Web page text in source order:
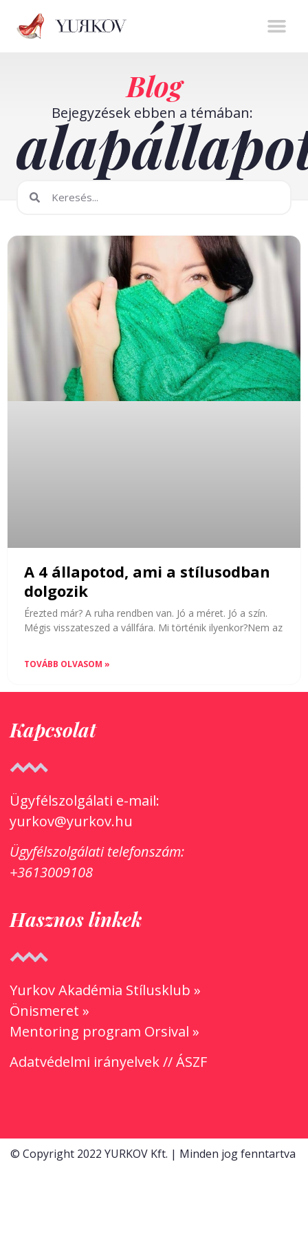
Blog
Bejegyzések ebben a témában:
A 4 állapotod, ami a stílusodban
dolgozik
Érezted már? A ruha rendben van. Jó a méret. Jó a szín.
Mégis visszateszed a vállfára. Mi történik ilyenkor?Nem az
TOVÁBB OLVASOM »
Kapcsolat
Ügyfélszolgálati e-mail:
yurkov@yurkov.hu
Ügyfélszolgálatitelefonszám:
+3613009108
Hasznos linkek
Yurkov Akadémia Stílusklub »
Önismeret »
Mentoring program Orsival »
Adatvédelmi irányelvek//ÁSZF
© Copyright 2022 YURKOV Kft. | Minden jog fenntartva